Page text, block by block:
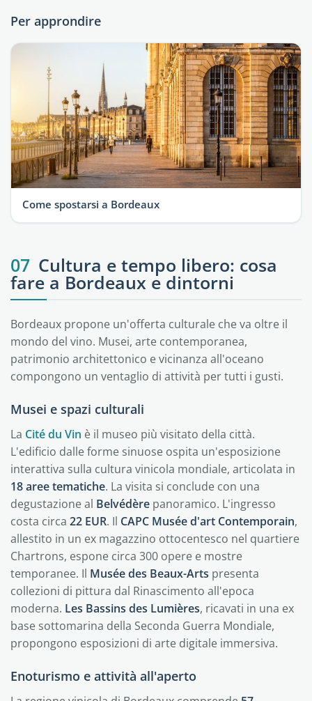
Per approndire
Come spostarsi a Bordeaux
07 Cultura e tempo libero: cosa
fare a Bordeaux e dintorni
Bordeaux propone un'offerta culturale che va oltre il
mondo del vino. Musei, arte contemporanea,
patrimonio architettonico e vicinanza all'oceano
compongono un ventaglio di attività per tutti i gusti.
Musei e spazi culturali
La Cité du Vin è il museo più visitato della città.
L'edificio dalle forme sinuose ospita un'esposizione
interattiva sulla cultura vinicola mondiale, articolata in
18 aree tematiche. La visita si conclude con una
degustazione al Belvédère panoramico. L'ingresso
costa circa 22 EUR. Il CAPC Musée d'art Contemporain,
allestito in un ex magazzino ottocentesco nel quartiere
Chartrons, espone circa 300 opere e mostre
temporanee. Il Musée des Beaux-Arts presenta
collezioni di pittura dal Rinascimento all'epoca
moderna. Les Bassins des Lumières, ricavati in una ex
base sottomarina della Seconda Guerra Mondiale,
propongono esposizioni di arte digitale immersiva.
Enoturismo e attività all'aperto